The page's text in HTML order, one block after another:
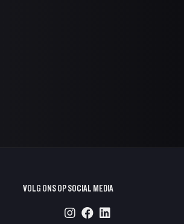
VOLG ONS OP SOCIAL MEDIA